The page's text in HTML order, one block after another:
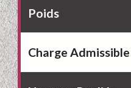
Poids
Charge Admissible